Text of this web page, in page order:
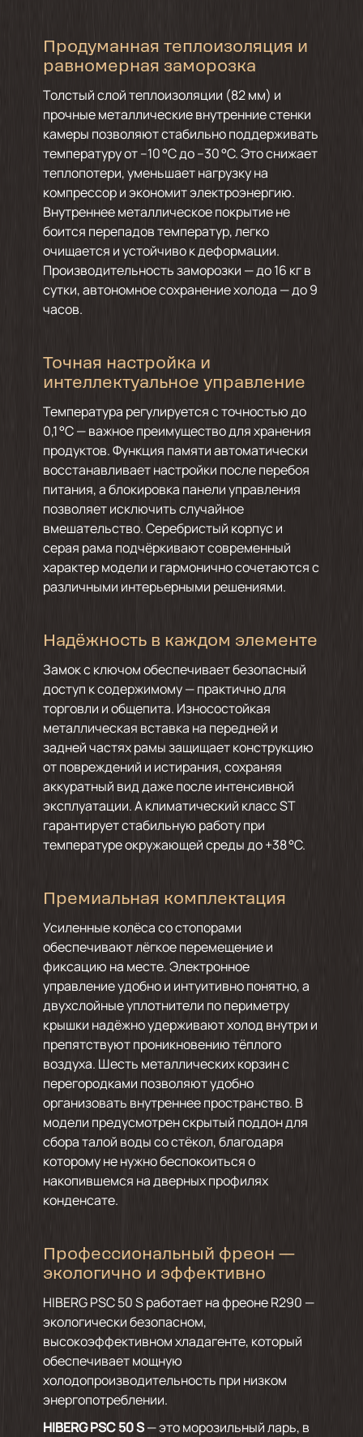
Продуманная теплоизоляция и
равномерная заморозка
Толстый слой теплоизоляции (82 мм) и
прочные металлические внутренние стенки
камеры позволяют стабильно поддерживать
температуру от –10 °C до –30 °C. Это снижает
теплопотери, уменьшает нагрузку на
компрессор и экономит электроэнергию.
Внутреннее металлическое покрытие не
боится перепадов температур, легко
очищается и устойчиво к деформации.
Производительность заморозки — до 16 кг в
сутки, автономное сохранение холода — до 9
часов.
Точная настройка и
интеллектуальное управление
Температура регулируется с точностью до
0,1 °C — важное преимущество для хранения
продуктов. Функция памяти автоматически
восстанавливает настройки после перебоя
питания, а блокировка панели управления
позволяет исключить случайное
вмешательство. Серебристый корпус и
серая рама подчёркивают современный
характер модели и гармонично сочетаются с
различными интерьерными решениями.
Надёжность в каждом элементе
Замок с ключом обеспечивает безопасный
доступ к содержимому — практично для
торговли и общепита. Износостойкая
металлическая вставка на передней и
задней частях рамы защищает конструкцию
от повреждений и истирания, сохраняя
аккуратный вид даже после интенсивной
эксплуатации. А климатический класс ST
гарантирует стабильную работу при
температуре окружающей среды до +38 °C.
Премиальная комплектация
Усиленные колёса со стопорами
обеспечивают лёгкое перемещение и
фиксацию на месте. Электронное
управление удобно и интуитивно понятно, а
двухслойные уплотнители по периметру
крышки надёжно удерживают холод внутри и
препятствуют проникновению тёплого
воздуха. Шесть металлических корзин с
перегородками позволяют удобно
организовать внутреннее пространство. В
модели предусмотрен скрытый поддон для
сбора талой воды со стёкол, благодаря
которому не нужно беспокоиться о
накопившемся на дверных профилях
конденсате.
Профессиональный фреон —
экологично и эффективно
HIBERG PSC 50 S работает на фреоне R290 —
экологически безопасном,
высокоэффективном хладагенте, который
обеспечивает мощную
холодопроизводительность при низком
энергопотреблении.
HIBERG PSC 50 S— это морозильный ларь, в